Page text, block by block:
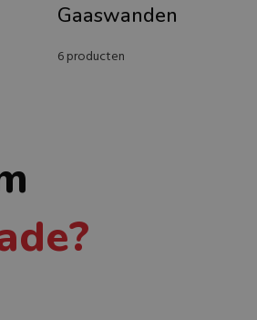
Gaaswanden
6 producten